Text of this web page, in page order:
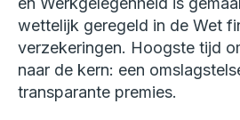
wettelijk geregeld in de Wet
verzekeringen. Hoogste tijd
naar de kern: een
transparante premies.